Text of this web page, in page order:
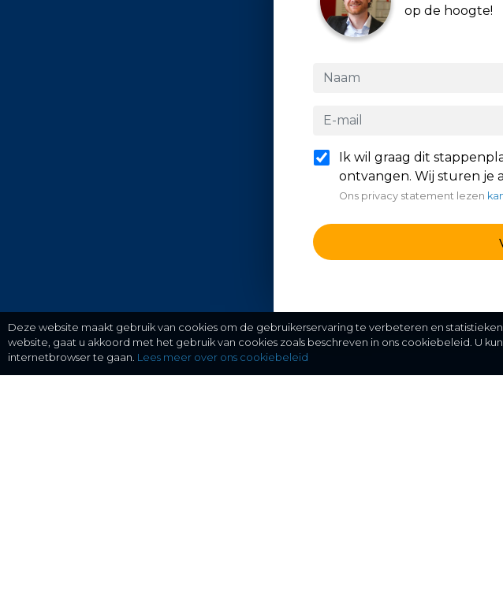
op de hoogte!
Ik wil graag dit
ontvangen. Wij sturen je
Ons privacy statement lezen
Deze website maakt gebruik van cookies om de gebruikerservaring te verbeteren en
website, gaat u akkoord met het gebruik van cookies zoals beschreven in ons cookiebeleid. U
internetbrowser te gaan. Lees meer over ons cookiebeleid